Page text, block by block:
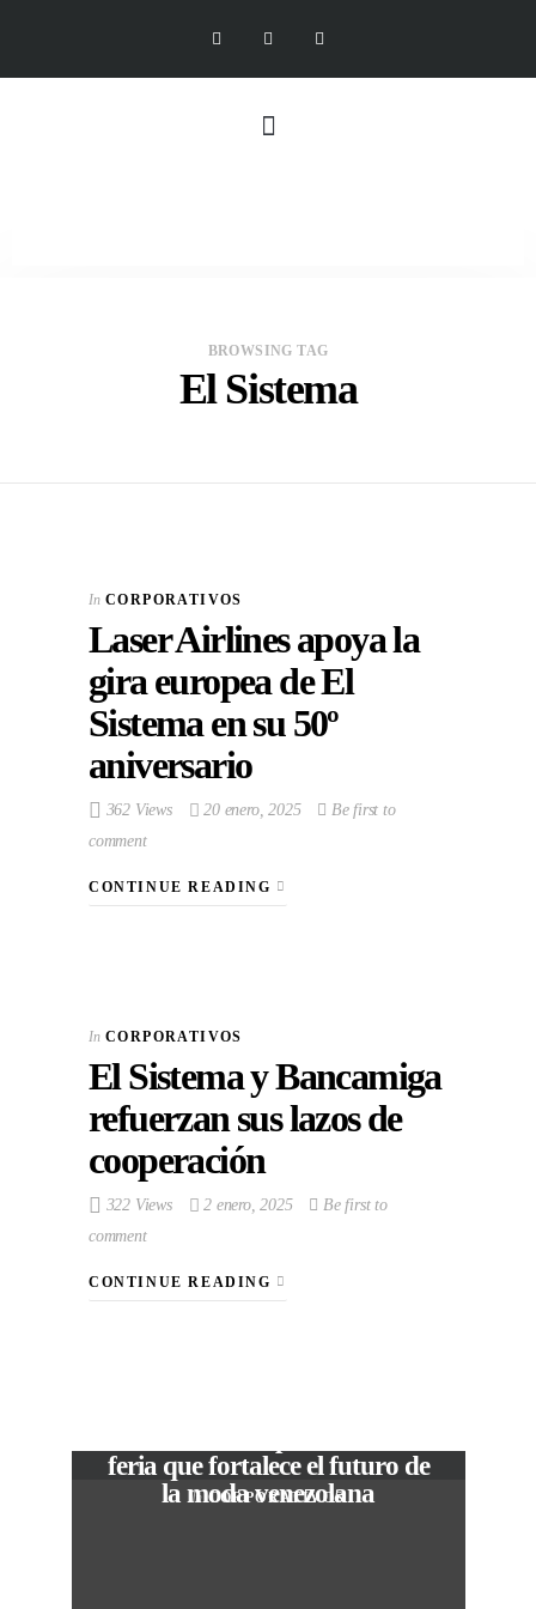
BROWSING TAG
El Sistema
In CORPORATIVOS
Laser Airlines apoya la
gira europea de El
Sistema en su 50º
aniversario
362 Views 20 enero, 2025
Be first to
comment
CONTINUE READING
In CORPORATIVOS
El Sistema y Bancamiga
refuerzan sus lazos de
cooperación
322 Views 2 enero, 2025
Be first to
comment
CONTINUE READING
In CORPORATIVOS
feria que fortalece el futuro de
la moda venezolana